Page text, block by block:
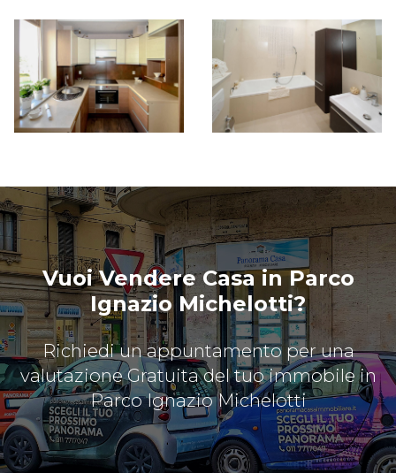
Vuoi Vendere Casa in Parco
Ignazio Michelotti?
Richiedi un appuntamento per una
valutazione Gratuita del tuo immobile in
Parco Ignazio Michelotti